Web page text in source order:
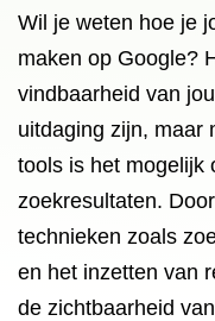
Wil je weten hoe je
maken op Google?
vindbaarheid van
uitdaging zijn, maar
tools is het mogelijk
zoekresultaten.
technieken zoals
en het inzetten van
de zichtbaarheid